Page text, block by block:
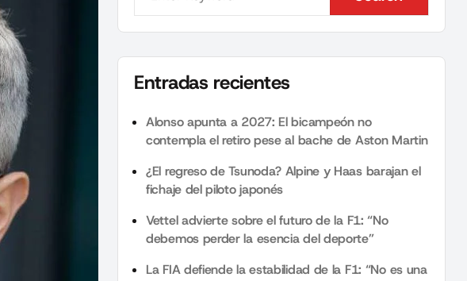
Search
Entradas recientes
Alonso apunta a 2027: El bicampeón no
contempla el retiro pese al bache de Aston Martin
¿El regreso de Tsunoda? Alpine y Haas barajan el
fichaje del piloto japonés
Vettel advierte sobre el futuro de la F1: “No
debemos perder la esencia del deporte”
La FIA defiende la estabilidad de la F1: “No es una